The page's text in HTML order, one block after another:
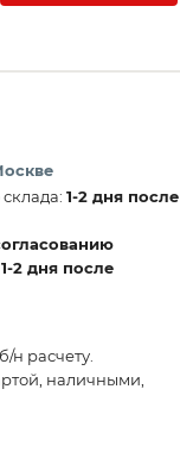
1-2 дня после
1-2 дня после
н расчету.
наличными,